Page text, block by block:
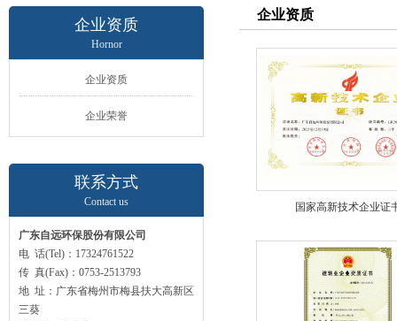
企业资质
Hornor
企业资质
企业荣誉
联系方式
Contact us
广东自远环保股份有限公司
电 话(Tel)：17324761522
传 真(Fax)：0753-2513793
地 址：广东省梅州市梅县扶大高新区
三葵
企业资质
国家高新技术企业证